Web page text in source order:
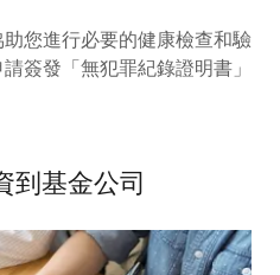
您進行必要的健康檢查和驗
簽發「無犯罪紀錄證明書」
到基金公司